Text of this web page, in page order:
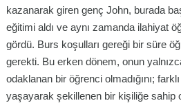
kazanarak giren genç John, burada
eğitimi aldı ve aynı zamanda ilahiyat
gördü. Burs koşulları gereği bir süre
gerekti. Bu erken dönem, onun
odaklanan bir öğrenci olmadığını;
yaşayarak şekillenen bir kişiliğe sahip